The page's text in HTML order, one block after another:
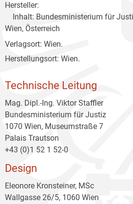
Hersteller:
Inhalt: Bundesministerium für
Wien, Österreich
Verlagsort: Wien.
Herstellungsort: Wien.
Technische Leitung
Mag. Dipl.-Ing. Viktor Staffler
Bundesministerium für Justiz
1070 Wien, Museumstraße 7
Palais Trautson
+43 (0)1 52 1 52-0
Design
Eleonore Kronsteiner, MSc
Wallgasse 26/5, 1060 Wien